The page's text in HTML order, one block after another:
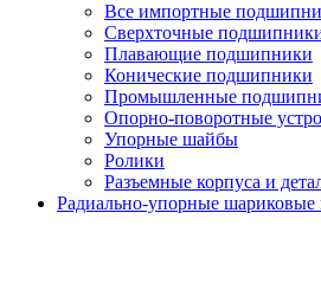
Все импортные
Сверхточные
Плавающие подшипники
Конические подшипники
Промышленные
Опорно-поворотные
Упорные шайбы
Ролики
Разъемные корпуса и
Радиально-упорные